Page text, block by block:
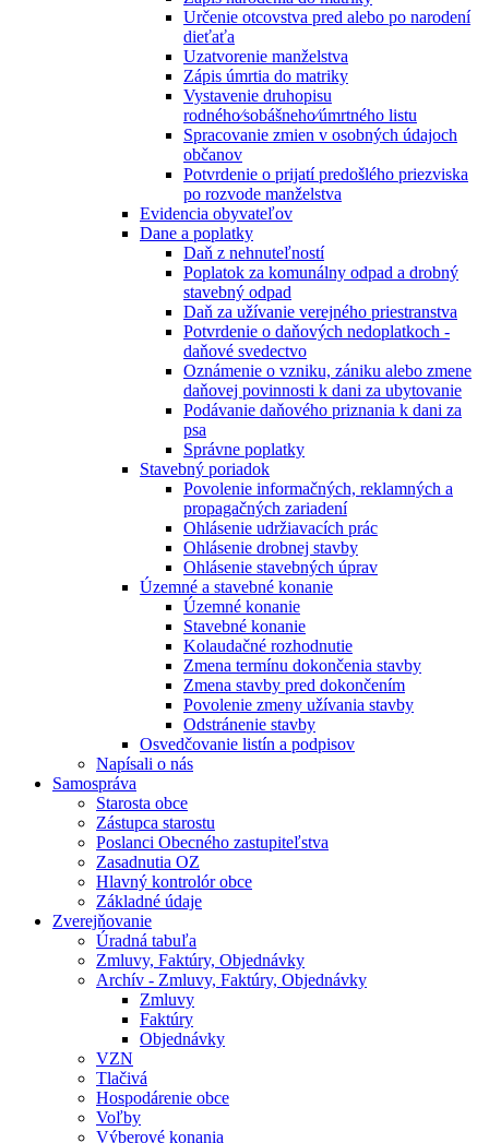
Určenie otcovstva pred alebo po narodení
dieťaťa
Uzatvorenie manželstva
Zápis úmrtia do matriky
Vystavenie druhopisu
rodného⁄sobášneho⁄úmrtného listu
Spracovanie zmien v osobných údajoch
občanov
Potvrdenie o prijatí predošlého priezviska
po rozvode manželstva
Evidencia obyvateľov
Dane a poplatky
Daň z nehnuteľností
Poplatok za komunálny odpad a drobný
stavebný odpad
Daň za užívanie verejného priestranstva
Potvrdenie o daňových nedoplatkoch -
daňové svedectvo
Oznámenie o vzniku, zániku alebo zmene
daňovej povinnosti k dani za ubytovanie
Podávanie daňového priznania k dani za
psa
Správne poplatky
Stavebný poriadok
Povolenie informačných, reklamných a
propagačných zariadení
Ohlásenie udržiavacích prác
Ohlásenie drobnej stavby
Ohlásenie stavebných úprav
Územné a stavebné konanie
Územné konanie
Stavebné konanie
Kolaudačné rozhodnutie
Zmena termínu dokončenia stavby
Zmena stavby pred dokončením
Povolenie zmeny užívania stavby
Odstránenie stavby
Osvedčovanie listín a podpisov
Napísali o nás
Samospráva
Starosta obce
Zástupca starostu
Poslanci Obecného zastupiteľstva
Zasadnutia OZ
Hlavný kontrolór obce
Základné údaje
Zverejňovanie
Úradná tabuľa
Zmluvy, Faktúry, Objednávky
Archív - Zmluvy, Faktúry, Objednávky
Zmluvy
Faktúry
Objednávky
VZN
Tlačivá
Hospodárenie obce
Voľby
Výberové konania